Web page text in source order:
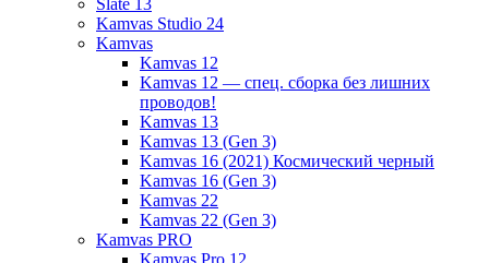
Kamvas Studio 24
Kamvas
Kamvas 12
Kamvas 12 — спец. сборка без лишних
проводов!
Kamvas 13
Kamvas 13 (Gen 3)
Kamvas 16 (2021) Космический черный
Kamvas 16 (Gen 3)
Kamvas 22
Kamvas 22 (Gen 3)
Kamvas PRO
Kamvas Pro 12